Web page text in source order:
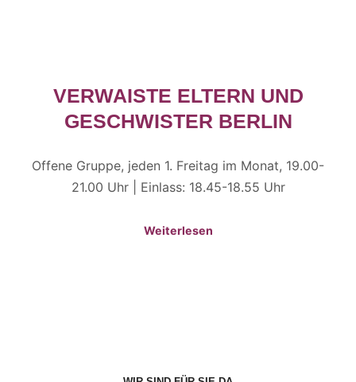
VERWAISTE ELTERN UND
GESCHWISTER BERLIN
Offene Gruppe, jeden 1. Freitag im Monat, 19.00-
21.00 Uhr | Einlass: 18.45-18.55 Uhr
Weiterlesen